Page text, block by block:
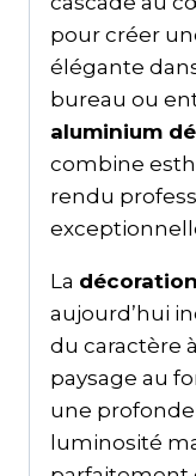
pour créer
élégante
bureau ou
aluminium
combine
rendu
La
aujourd’hui
du caractère
paysage au
une
luminosité